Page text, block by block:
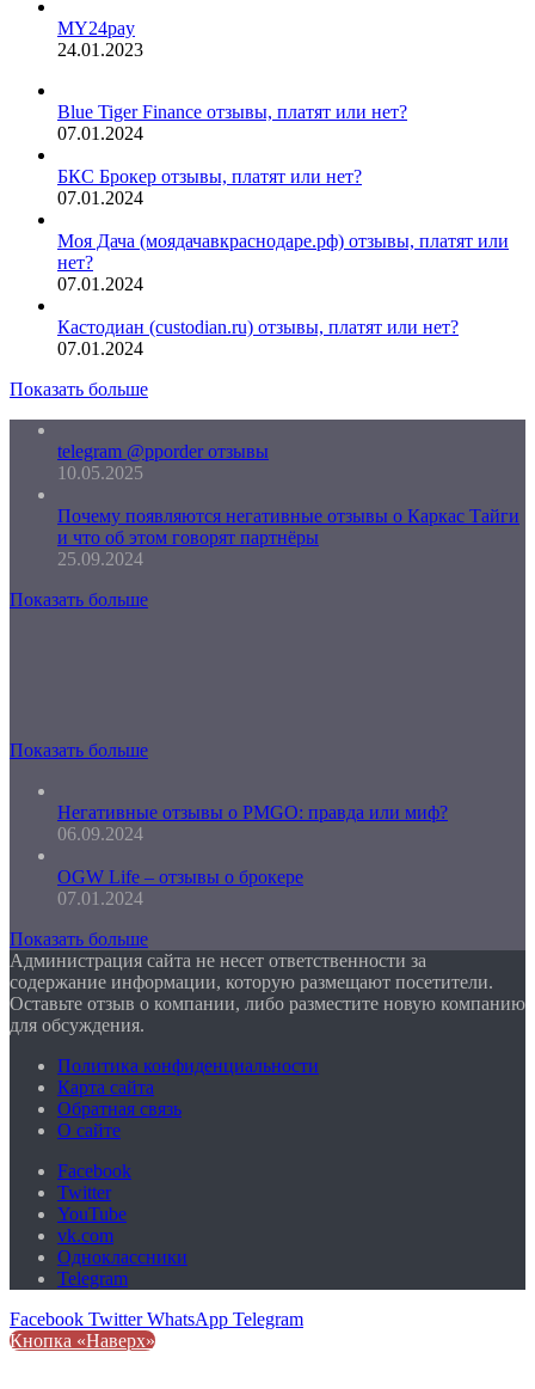
MY24pay
24.01.2023
Blue Tiger Finance отзывы, платят или нет?
07.01.2024
БКС Брокер отзывы, платят или нет?
07.01.2024
Моя Дача (моядачавкраснодаре.рф) отзывы, платят или
нет?
07.01.2024
Кастодиан (custodian.ru) отзывы, платят или нет?
07.01.2024
Показать больше
telegram @pporder отзывы
10.05.2025
Почему появляются негативные отзывы о Каркас Тайги
и что об этом говорят партнёры
25.09.2024
Показать больше
Показать больше
Негативные отзывы о PMGO: правда или миф?
06.09.2024
OGW Life – отзывы о брокере
07.01.2024
Показать больше
Администрация сайта не несет ответственности за
содержание информации, которую размещают посетители.
Оставьте отзыв о компании, либо разместите новую компанию
для обсуждения.
Политика конфиденциальности
Карта сайта
Обратная связь
О сайте
Facebook
Twitter
YouTube
vk.com
Одноклассники
Telegram
Facebook Twitter WhatsApp Telegram
Кнопка «Наверх»